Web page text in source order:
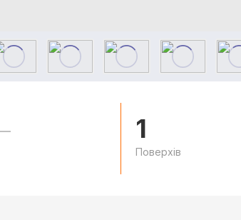
1
Поверхів